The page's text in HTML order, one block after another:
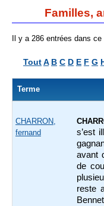
Familles,
Il y a 286 entrées dans
ToutA B C D E F G
Terme
CHARRON,
fernand
s’est
avant
de
reste